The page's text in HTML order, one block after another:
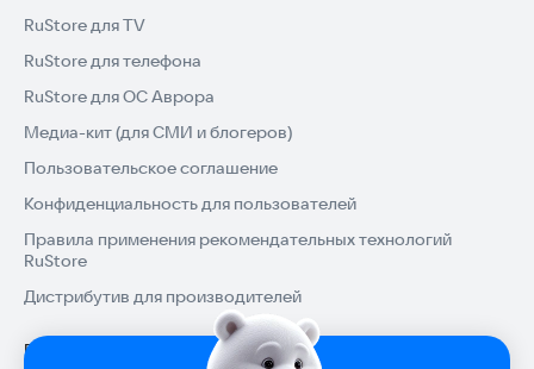
RuStore для TV
RuStore для телефона
RuStore для ОС Аврора
Медиа-кит (для СМИ и блогеров)
Пользовательское соглашение
Конфиденциальность для пользователей
Правила применения рекомендательных технологий
RuStore
Дистрибутив для производителей
Помощь